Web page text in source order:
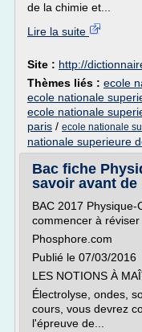
de la chimie et...
Lire la suite
Site : http://
Thèmes liés : ecole
ecole nationale
ecole nationale
paris / ecole nationale
nationale superieure
Bac fiche
savoir avant de
BAC 2017
commencer à réviser
Phosphore.com
Publié le 07/03/2016
LES NOTIONS À
Électrolyse, ondes,
cours, vous devrez
l'épreuve de...